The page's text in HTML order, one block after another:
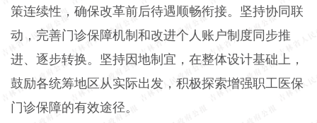
策连续性，确保改革前后待遇顺畅衔接。坚持协同联
动，完善门诊保障机制和改进个人账户制度同步推
进、逐步转换。坚持因地制宜，在整体设计基础上，
鼓励各统筹地区从实际出发，积极探索增强职工医保
门诊保障的有效途径。